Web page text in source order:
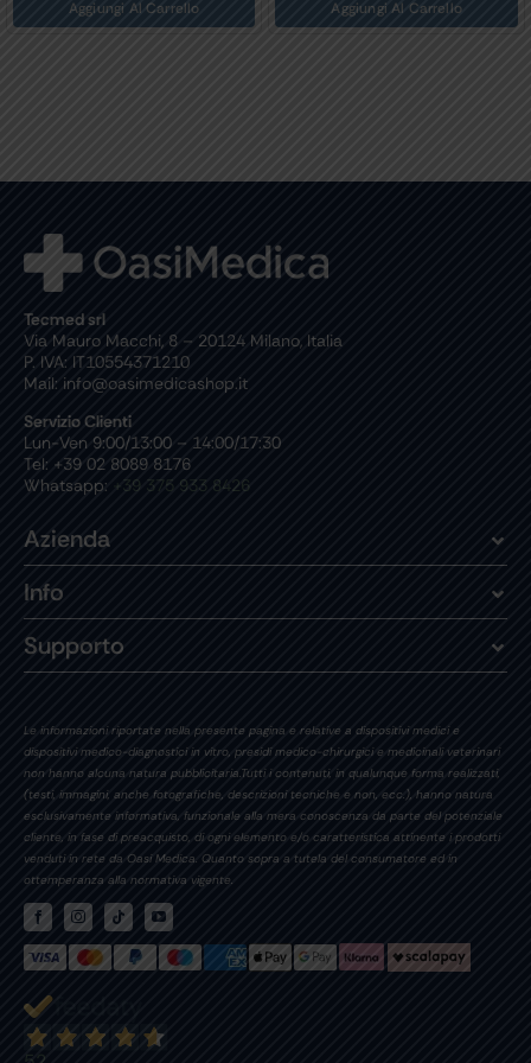
Al Carrello
Aggiungi Al Carrello
Tecmed srl
Via Mauro Macchi, 8 – 20124 Milano, Italia
P. IVA: IT10554371210
Mail: info@oasimedicashop.it
Servizio Clienti
Lun-Ven 9:00/13:00 – 14:00/17:30
Tel: +39 02 8089 8176
Whatsapp: +39 375 933 8426
Azienda
Info
Supporto
Le informazioni riportate nella presente pagina e relative a dispositivi medici e
dispositivi medico-diagnostici in vitro, presidi medico-chirurgici e medicinali veterinari
non hanno alcuna natura pubblicitaria.Tutti i contenuti, in qualunque forma realizzati,
(testi, immagini, anche fotografiche, descrizioni tecniche e non, ecc.), hanno natura
esclusivamente informativa, funzionale alla mera conoscenza da parte del potenziale
cliente, in fase di preacquisto, di ogni elemento e/o caratteristica attinente i prodotti
venduti in rete da Oasi Medica. Quanto sopra a tutela del consumatore ed in
ottemperanza alla normativa vigente.